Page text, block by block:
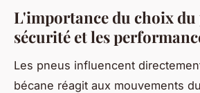
L'importance du choix du
sécurité et les
Les pneus influencent
bécane réagit aux mouvements